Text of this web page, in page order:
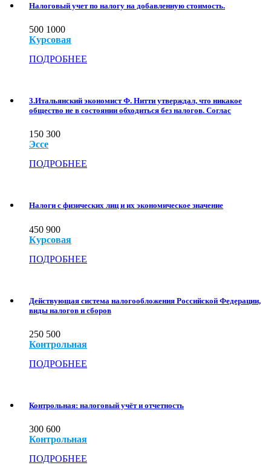
Налоговый учет по налогу на добавленную стоимость.
500 1000
Курсовая
ПОДРОБНЕЕ
3.Итальянский экономист Ф. Нитти утверждал, что никакое
общество не в состоянии обходиться без налогов. Соглас
150 300
Эссе
ПОДРОБНЕЕ
Налоги с физических лиц и их экономическое значение
450 900
Курсовая
ПОДРОБНЕЕ
Действующая система налогообложения Российской Федерации,
виды налогов и сборов
250 500
Контрольная
ПОДРОБНЕЕ
Контрольная: налоговый учёт и отчетность
300 600
Контрольная
ПОДРОБНЕЕ